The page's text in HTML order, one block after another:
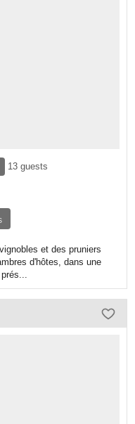
13 guests
et des pruniers
d'hôtes, dans une